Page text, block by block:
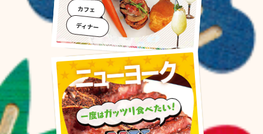
カフェ
ディナー